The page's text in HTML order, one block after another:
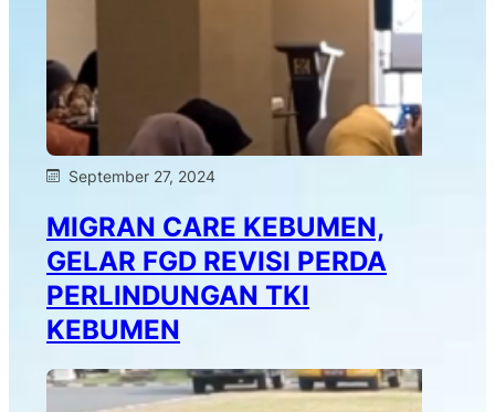
September 27, 2024
MIGRAN CARE KEBUMEN,
GELAR FGD REVISI PERDA
PERLINDUNGAN TKI
KEBUMEN